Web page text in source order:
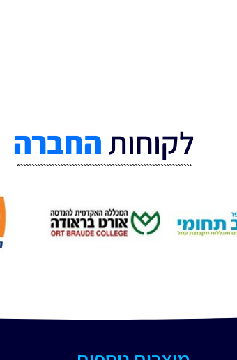
לקוחותהחברה